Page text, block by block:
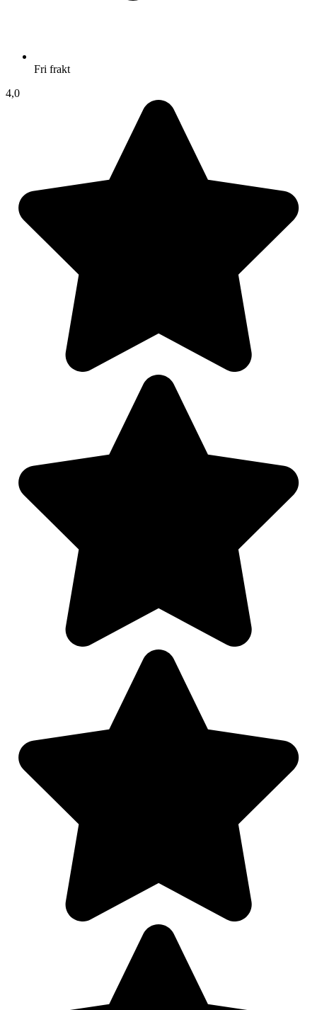
Fri frakt
4,0